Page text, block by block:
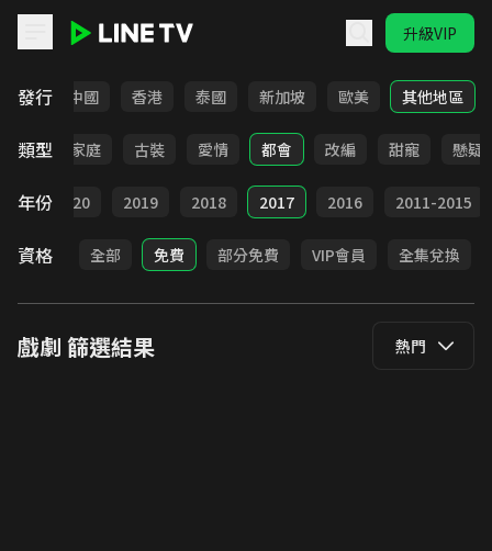
升級VIP
發行
韓國 中國 香港 泰國 新加坡 歐美 其他地區
類型
校園 家庭 古裝 愛情 都會 改編 甜寵 懸疑
年份 2020 2019 2018 2017 2016 2011-2015
資格 全部 免費 部分免費 VIP會員 全集兌換
戲劇 篩選結果 熱門